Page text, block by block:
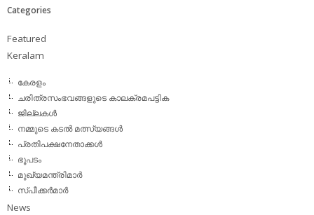
Categories
Featured
Keralam
കേരളം
ചരിത്രസംഭവങ്ങളുടെ കാലക്രമപട്ടിക
ജില്ലകള്‍
നമ്മുടെ കടല്‍ മത്സ്യങ്ങള്‍
പ്രതിപക്ഷനേതാക്കള്‍
ഭൂപടം
മുഖ്യമന്ത്രിമാര്‍
സ്പീക്കര്‍മാര്‍
News